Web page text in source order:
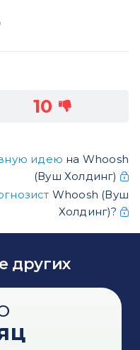
10
идею на Whoosh
(Вуш Холдинг)
Whoosh (Вуш
Холдинг)?
других